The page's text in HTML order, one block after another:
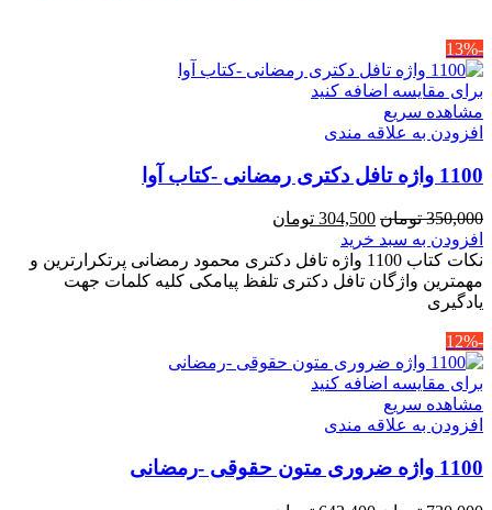
-13%
برای مقایسه اضافه کنید
مشاهده سریع
افزودن به علاقه مندی
1100 واژه تافل دکتری رمضانی -کتاب آوا
350,000 تومان قیمت
اصلی
350,000 تومان
بود.
304,500 تومان
304,500 تومان
است.
افزودن به سبد خرید
نکات کتاب 1100 واژه تافل دکتری محمود رمضانی پرتکرارترین و
مهمترین واژگان تافل دکتری تلفظ پیامکی کلیه کلمات جهت
یادگیری
-12%
برای مقایسه اضافه کنید
مشاهده سریع
افزودن به علاقه مندی
1100 واژه ضروری متون حقوقی -رمضانی